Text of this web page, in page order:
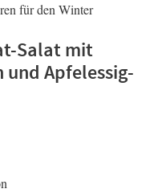
für den Winter
Salat mit
und Apfelessig-